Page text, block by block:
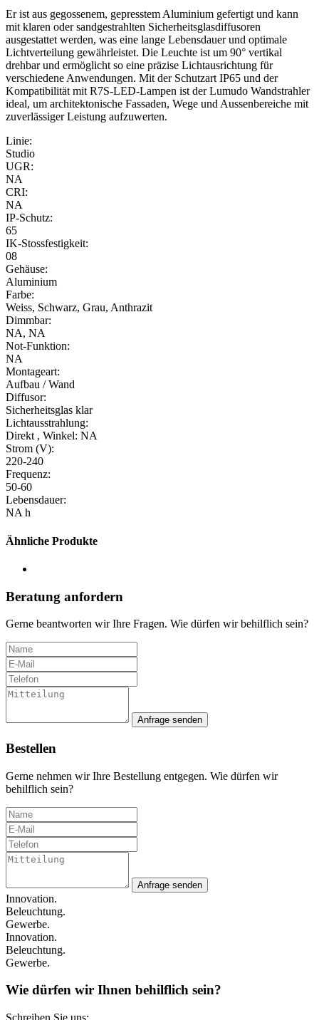
Er ist aus gegossenem, gepresstem Aluminium gefertigt und kann
mit klaren oder sandgestrahlten Sicherheitsglasdiffusoren
ausgestattet werden, was eine lange Lebensdauer und optimale
Lichtverteilung gewährleistet. Die Leuchte ist um 90° vertikal
drehbar und ermöglicht so eine präzise Lichtausrichtung für
verschiedene Anwendungen. Mit der Schutzart IP65 und der
Kompatibilität mit R7S-LED-Lampen ist der Lumudo Wandstrahler
ideal, um architektonische Fassaden, Wege und Aussenbereiche mit
zuverlässiger Leistung aufzuwerten.
Linie:
Studio
UGR:
NA
CRI:
NA
IP-Schutz:
65
IK-Stossfestigkeit:
08
Gehäuse:
Aluminium
Farbe:
Weiss, Schwarz, Grau, Anthrazit
Dimmbar:
NA, NA
Not-Funktion:
NA
Montageart:
Aufbau / Wand
Diffusor:
Sicherheitsglas klar
Lichtausstrahlung:
Direkt , Winkel: NA
Strom (V):
220-240
Frequenz:
50-60
Lebensdauer:
NA h
Ähnliche Produkte
Beratung anfordern
Gerne beantworten wir Ihre Fragen. Wie dürfen wir behilflich sein?
Anfrage senden
Bestellen
Gerne nehmen wir Ihre Bestellung entgegen. Wie dürfen wir
behilflich sein?
Anfrage senden
Innovation.
Beleuchtung.
Gewerbe.
Innovation.
Beleuchtung.
Gewerbe.
Wie dürfen wir Ihnen behilflich sein?